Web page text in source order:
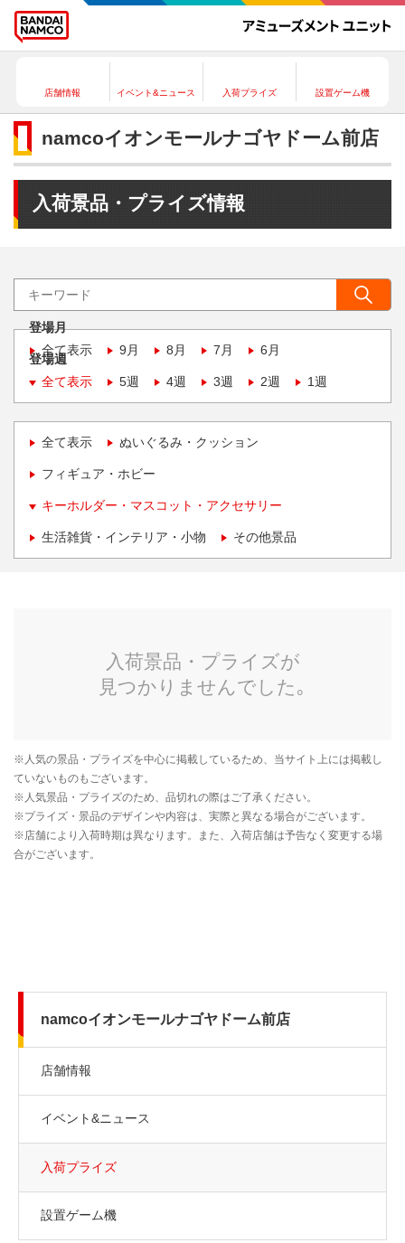
店舗情報 イベント&ニュース 入荷プライズ 設置ゲーム機
namcoイオンモールナゴヤドーム前店
入荷景品・プライズ情報
登場月
全て表示
9月 8月 7月 6月
登場週
全て表示
5週 4週 3週 2週 1週
全て表示 ぬいぐるみ・クッション
フィギュア・ホビー
キーホルダー・マスコット・アクセサリー
生活雑貨・インテリア・小物 その他景品
namcoイオンモールナゴヤドーム前店
店舗情報
イベント&ニュース
入荷プライズ
設置ゲーム機